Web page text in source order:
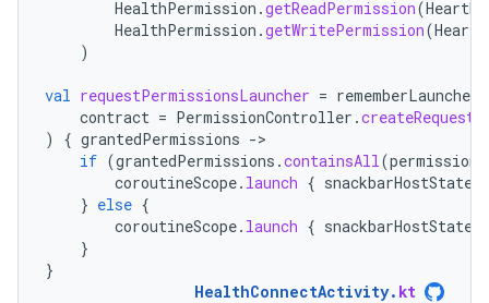
HealthPermission .getReadPermission(
HealthPermission .getWritePermission(
)
val requestPermissionsLauncher =
contract = PermissionController .
)
{ grantedPermissions -
if (grantedPermissions .containsAll(permissions
coroutineScope. launch { snackbarHostState
} else {
coroutineScope. launch { snackbarHostState
}
}
HealthConnectActivity. kt